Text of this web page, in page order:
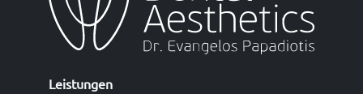
Leistungen